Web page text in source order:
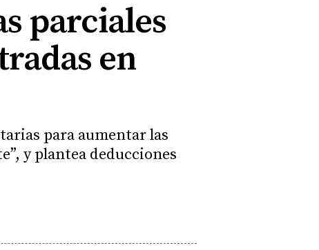
parciales
en
para aumentar las
y plantea deducciones